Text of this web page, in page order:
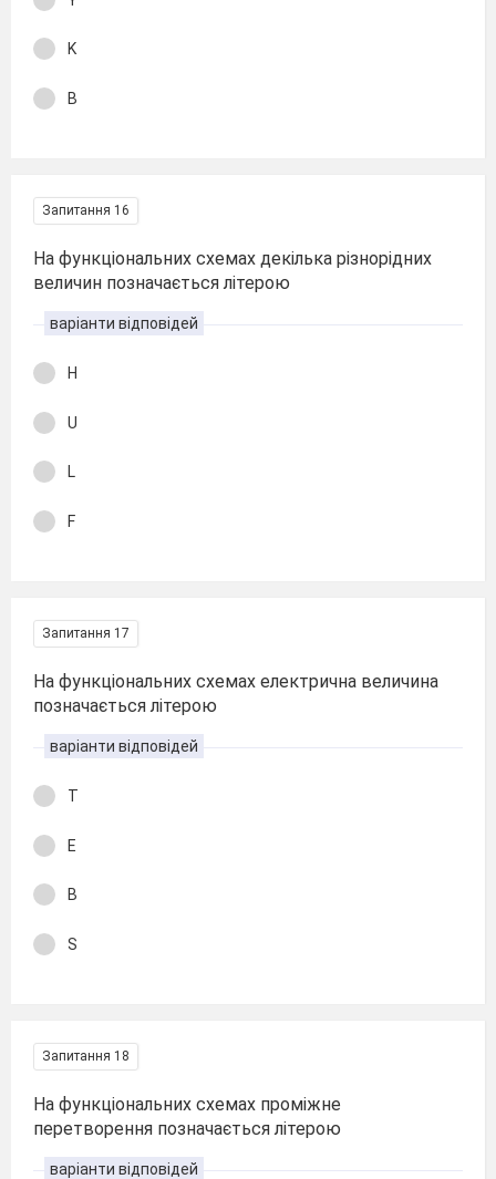
K
B
Запитання 16
На функціональних схемах декілька різнорідних
величин позначається літерою
варіанти відповідей
H
U
L
F
Запитання 17
На функціональних схемах електрична величина
позначається літерою
варіанти відповідей
T
E
B
S
Запитання 18
На функціональних схемах проміжне
перетворення позначається літерою
варіанти відповідей